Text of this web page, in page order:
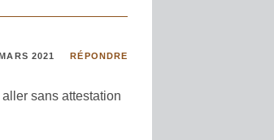
2021 RÉPONDRE
sans attestation